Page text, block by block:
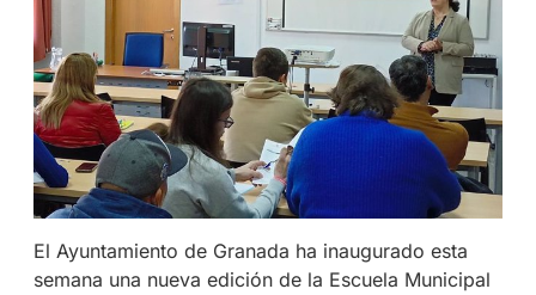
El Ayuntamiento de Granada ha inaugurado esta
semana una nueva edición de la Escuela Municipal